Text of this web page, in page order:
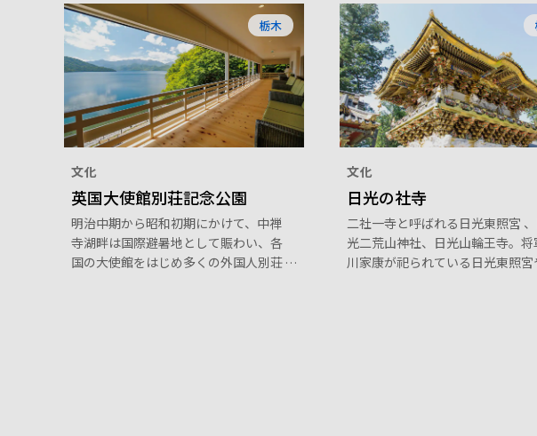
栃木
文化
英国大使館別荘記念公園
明治中期から昭和初期にかけて、中禅
寺湖畔は国際避暑地として賑わい、各
国の大使館をはじめ多くの外国人別荘
文化
日光の社寺
二社一寺と呼ばれる日光東照宮
光二荒山神社、日光山輪王寺。将
川家康が祀られている日光東照宮